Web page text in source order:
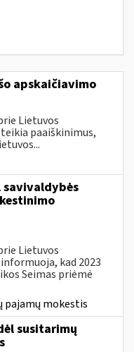
apskaičiavimo
Lietuvos
paaiškinimus,
savivaldybės
Lietuvos
kad 2023
Seimas priėmė
pajamų mokestis
susitarimų